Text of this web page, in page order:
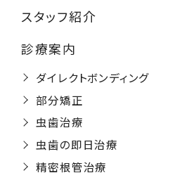
スタッフ紹介
診療案内
ダイレクトボンディング
部分矯正
虫歯治療
虫歯の即日治療
精密根管治療